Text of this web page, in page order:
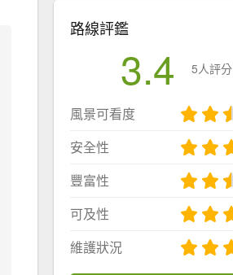
路線評鑑
3.4 5人評分
風景可看度
安全性
豐富性
可及性
維護狀況